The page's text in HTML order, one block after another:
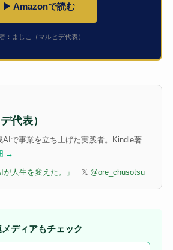
▶ Amazonで読む
：まじこ（マルヒデ代表）
代表）
で事業を立ち上げた実践者。Kindle著
→
人生を変えた。」 𝕏 @ore_chusotsu
ディアもチェック